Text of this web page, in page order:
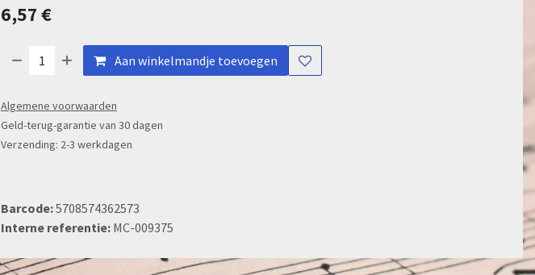
6,57€
Aan winkelmandje toevoegen
Algemene voorwaarden
Geld-terug-garantie van 30 dagen
Verzending: 2-3 werkdagen
Barcode:5708574362573
Interne referentie: MC-009375